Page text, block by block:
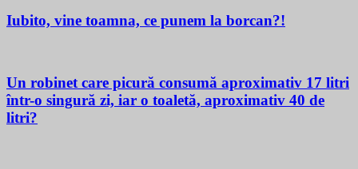
Iubito, vine toamna, ce punem la borcan?!
Un robinet care picură consumă aproximativ 17 litri
într-o singură zi, iar o toaletă, aproximativ 40 de
litri?